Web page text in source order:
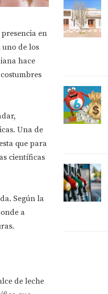
en
de los
hace
Una de
que para
científicas
Según la
a
de leche